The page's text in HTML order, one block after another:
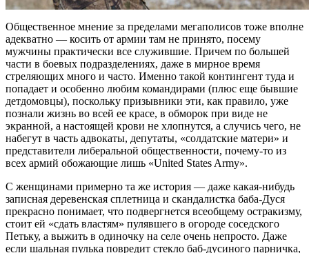
Общественное мнение за пределами мегаполисов тоже вполне
адекватно — косить от армии там не принято, посему
мужчины практически все служившие. Причем по большей
части в боевых подразделениях, даже в мирное время
стреляющих много и часто. Именно такой контингент туда и
попадает и особенно любим командирами (плюс еще бывшие
детдомовцы), поскольку призывники эти, как правило, уже
познали жизнь во всей ее красе, в обморок при виде не
экранной, а настоящей крови не хлопнутся, а случись чего, не
набегут в часть адвокаты, депутаты, «солдатские матери» и
представители либеральной общественности, почему-то из
всех армий обожающие лишь «United States Army».
С женщинами примерно та же история — даже какая-нибудь
записная деревенская сплетница и скандалистка баба-Дуся
прекрасно понимает, что подвергнется всеобщему остракизму,
стоит ей «сдать властям» пулявшего в огороде соседского
Петьку, а выжить в одиночку на селе очень непросто. Даже
если шальная пулька повредит стекло баб-дусиного парничка,